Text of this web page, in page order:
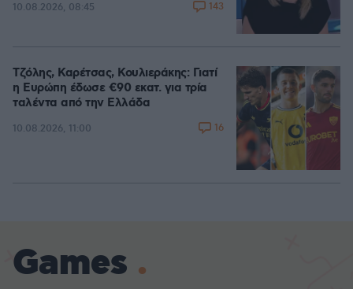
10.08.2026, 08:45 143
Τζόλης, Καρέτσας, Κουλιεράκης: Γιατί
η Ευρώπη έδωσε €90 εκατ. για τρία
ταλέντα από την Ελλάδα
10.08.2026, 11:00 16
Games